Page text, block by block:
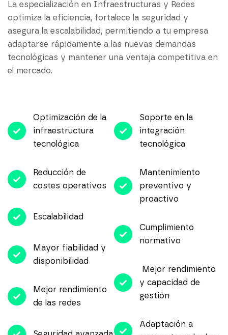
La especialización en Infraestructuras y Redes
optimiza la eficiencia, fortalece la seguridad y
asegura la escalabilidad, permitiendo a tu empresa
adaptarse rápidamente a las nuevas demandas
tecnológicas y mantener una ventaja competitiva en
el mercado.
Optimización de la
infraestructura
tecnológica
Reducción de
costes operativos
Escalabilidad
Mayor fiabilidad y
disponibilidad
Mejor rendimiento
de las redes
Soporte en la
integración
tecnológica
Mantenimiento
preventivo y
proactivo
Cumplimiento
normativo
Mejor rendimiento
y capacidad de
gestión
Adaptación a